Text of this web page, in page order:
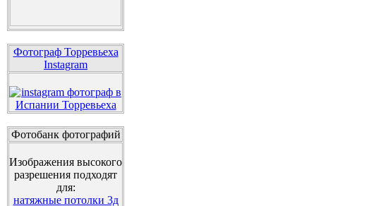
Фотограф Торревьеха
Instagram
Фотобанк фотографий
Изображения высокого
разрешения подходят
для:
натяжные потолки 3д